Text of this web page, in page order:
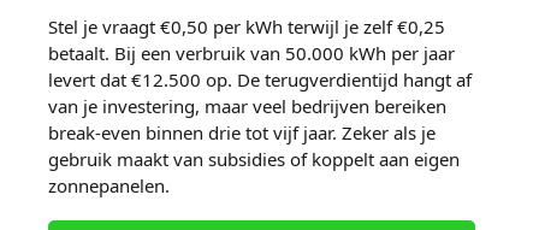
Stel je vraagt €0,50 per kWh terwijl je zelf €0,25
betaalt. Bij een verbruik van 50.000 kWh per jaar
levert dat €12.500 op. De terugverdientijd hangt af
van je investering, maar veel bedrijven bereiken
break-even binnen drie tot vijf jaar. Zeker als je
gebruik maakt van subsidies of koppelt aan eigen
zonnepanelen.